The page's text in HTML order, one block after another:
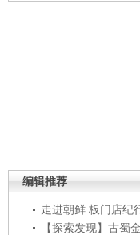
编辑推荐
走进朝鲜 板门店纪
【探索发现】古蜀